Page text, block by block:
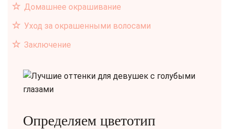
Домашнее окрашивание
Уход за окрашенными волосами
Заключение
Определяем цветотип